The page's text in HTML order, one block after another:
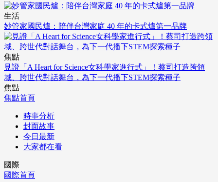
生活
妙管家國民爐：陪伴台灣家庭 40 年的卡式爐第一品牌
焦點
見證「A Heart for Science女科學家進行式」！蔡司打造跨領
域、跨世代對話舞台，為下一代播下STEM探索種子
焦點
焦點首頁
時事分析
封面故事
今日最新
大家都在看
國際
國際首頁